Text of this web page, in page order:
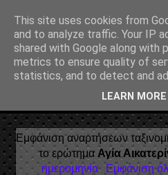
Αέναη
• Επιστήμη • Ψυχολογία •
Φιλοσοφία • Στοχασμοί... για τη
Φως
Εμφάνιση αναρτήσεων
το ερώτημα Αγία
ημερομηνία
Εμφάνιση
This site uses cookies from
and to analyze traffic. Your IP
shared with Google along with
metrics to ensure quality of
statistics, and to detect and
LEARN MORE